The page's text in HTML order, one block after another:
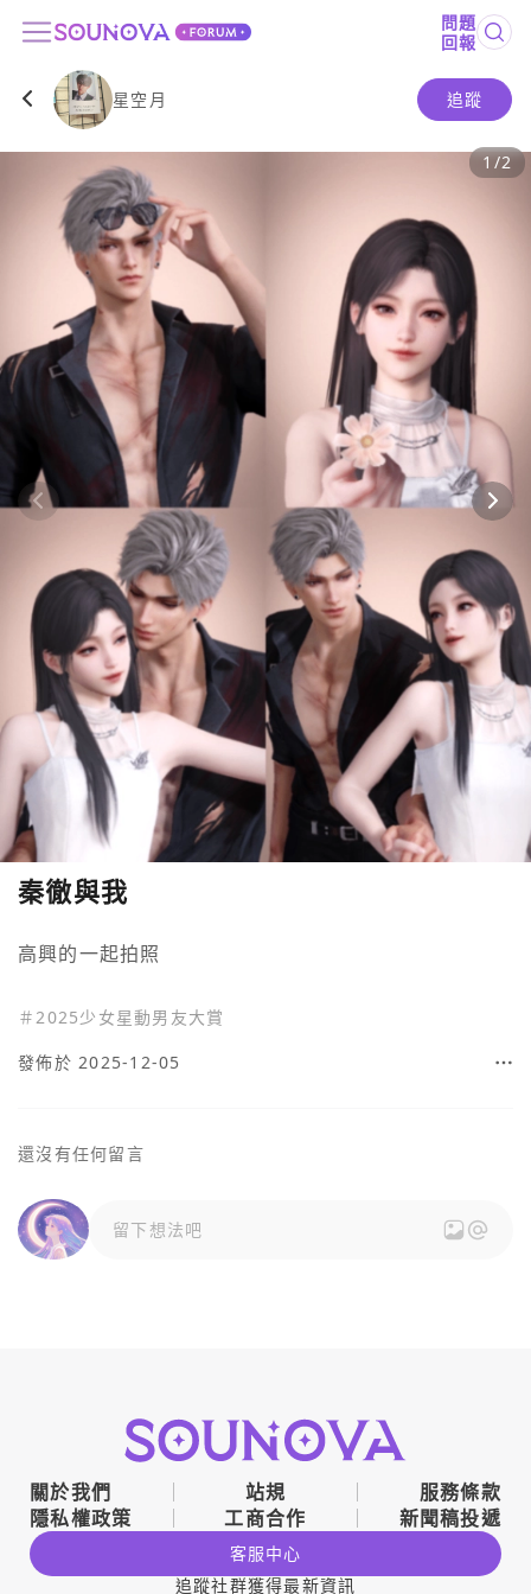
問題
回報
1 /2
星空月 追蹤
秦徹與我
高興的一起拍照
＃2025少女星動男友大賞
發佈於 2025-12-05
還沒有任何留言
留下想法吧
關於我們 站規
服務條款
隱私權政策
工商合作 新聞稿投遞
客服中心
追蹤社群獲得最新資訊